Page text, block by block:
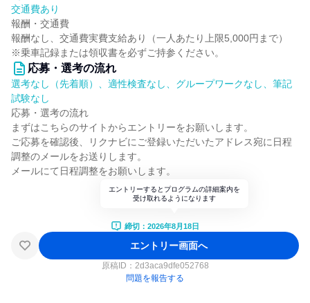
交通費あり
報酬・交通費
報酬なし、交通費実費支給あり（一人あたり上限5,000円まで）
※乗車記録または領収書を必ずご持参ください。
応募・選考の流れ
選考なし（先着順）、適性検査なし、グループワークなし、筆記
試験なし
応募・選考の流れ
まずはこちらのサイトからエントリーをお願いします。
ご応募を確認後、リクナビにご登録いただいたアドレス宛に日程
調整のメールをお送りします。
メールにて日程調整をお願いします。
エントリーするとプログラムの詳細案内を
受け取れるようになります
締切：2026年8月18日
エントリー画面へ
原稿ID： 2d3aca9dfe052768
問題を報告する